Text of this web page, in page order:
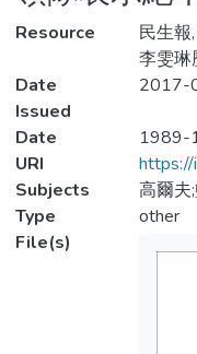
Resource
民生
李雯琳
Date
Issued
2017-
Date
1989-
URI
Subjects
高爾夫
Type
other
File(s)